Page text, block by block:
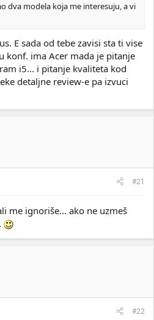
dva modela koja me interesuju, a vi
E sada od tebe zavisi sta ti vise
konf. ima Acer mada je pitanje
i5... i pitanje kvaliteta kod
detaljne review-e pa izvuci
#21
me ignoriše... ako ne uzmeš
#22